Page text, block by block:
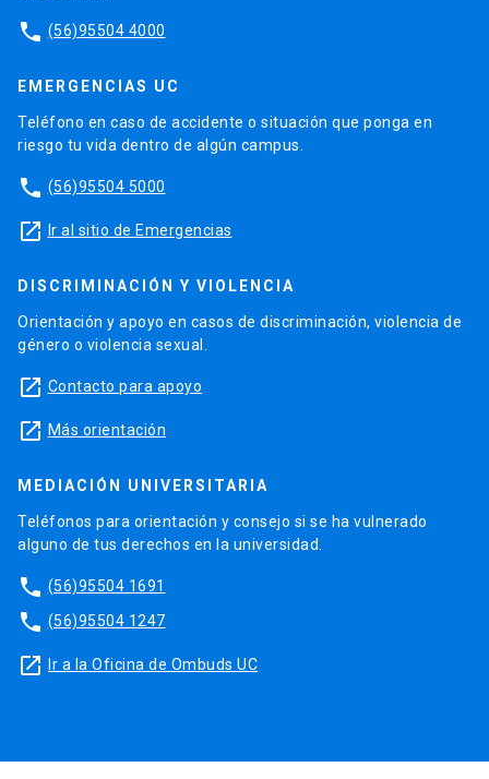
phone (56)95504 4000
EMERGENCIAS UC
Teléfono en caso de accidente o situación que ponga en
riesgo tu vida dentro de algún campus.
phone (56)95504 5000
launch Ir al sitio de Emergencias
DISCRIMINACIÓN Y VIOLENCIA
Orientación y apoyo en casos de discriminación, violencia de
género o violencia sexual.
launch Contacto para apoyo
launch Más orientación
MEDIACIÓN UNIVERSITARIA
Teléfonos para orientación y consejo si se ha vulnerado
alguno de tus derechos en la universidad.
phone (56)95504 1691
phone (56)95504 1247
launch Ir a la Oficina de Ombuds UC